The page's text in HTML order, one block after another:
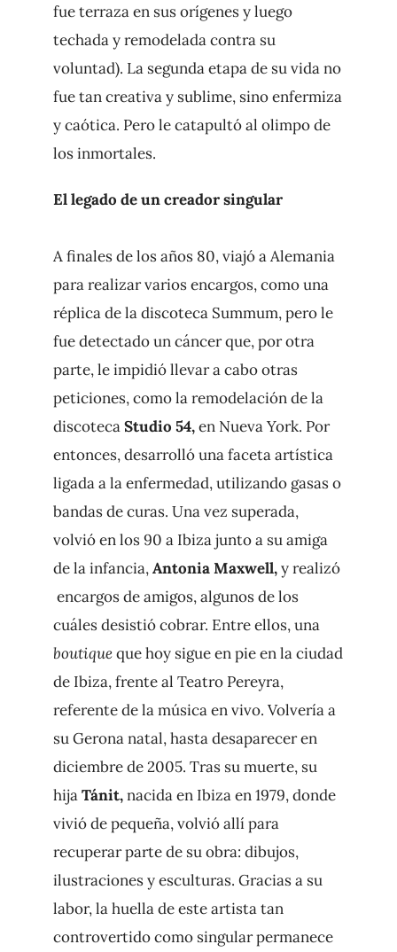
fue terraza en sus orígenes y luego
techada y remodelada contra su
voluntad). La segunda etapa de su vida no
fue tan creativa y sublime, sino enfermiza
y caótica. Pero le catapultó al olimpo de
los inmortales.
El legado de un creador singular
A finales de los años 80, viajó a Alemania
para realizar varios encargos, como una
réplica de la discoteca Summum, pero le
fue detectado un cáncer que, por otra
parte, le impidió llevar a cabo otras
peticiones, como la remodelación de la
discotecaStudio 54,en Nueva York. Por
entonces, desarrolló una faceta artística
ligada a la enfermedad, utilizando gasas o
bandas de curas. Una vez superada,
volvió en los 90 a Ibiza junto a su amiga
de la infancia,Antonia Maxwell,y realizó
encargos de amigos, algunos de los
cuáles desistió cobrar. Entre ellos, una
boutiqueque hoy sigue en pie en la ciudad
de Ibiza, frente al Teatro Pereyra,
referente de la música en vivo. Volvería a
su Gerona natal, hasta desaparecer en
diciembre de 2005. Tras su muerte, su
hijaTánit,nacida en Ibiza en 1979, donde
vivió de pequeña, volvió allí para
recuperar parte de su obra: dibujos,
ilustraciones y esculturas. Gracias a su
labor, la huella de este artista tan
controvertido como singular permanece